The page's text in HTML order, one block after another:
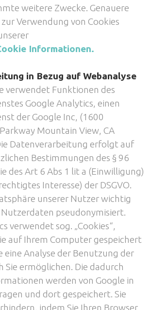
weitere Zwecke. Genauere
Verwendung von Cookies
Informationen.
in Bezug auf Webanalyse
verwendet Funktionen des
Google Analytics, einen
der Google Inc, (1600
Mountain View, CA
Datenverarbeitung erfolgt auf
Bestimmungen des § 96
des Art 6 Abs 1 lit a (Einwilligung)
Interesse) der DSGVO.
unserer Nutzer wichtig
pseudonymisiert.
verwendet sog. „Cookies“,
auf Ihrem Computer gespeichert
eine Analyse der Benutzung der
Sie ermöglichen. Die dadurch
werden von Google in
und dort gespeichert. Sie
indem Sie Ihren Browser